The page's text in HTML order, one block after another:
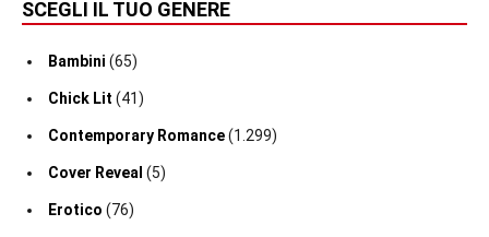
SCEGLI IL TUO GENERE
Bambini (65)
Chick Lit (41)
Contemporary Romance(1.299)
Cover Reveal (5)
Erotico (76)